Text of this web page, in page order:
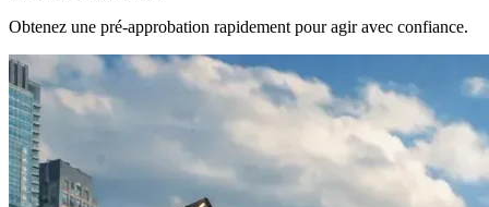
Obtenez une pré-approbation rapidement pour agir avec confiance.